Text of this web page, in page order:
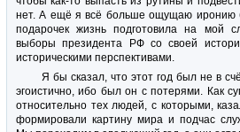
нет. А ещё я всё больше ощущаю иронию
подарочек жизнь подготовила на мой
выборы президента РФ со своей
историческими перспективами.
Я бы сказал, что этот год был не в
эгоистично, ибо был он с потерями. Как
относительно тех людей, с которыми,
формировали картину мира и подчас